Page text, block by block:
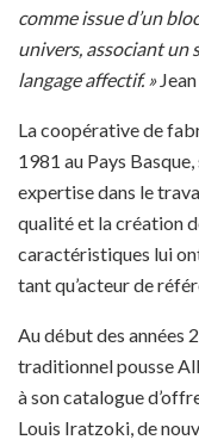
comme issue d’un
univers, associant un
langage affectif. »
La coopérative de
1981 au Pays
expertise dans le
qualité et la création
caractéristiques lui
tant qu’acteur de
Au début des années
traditionnel pousse
à son catalogue
Louis Iratzoki, de